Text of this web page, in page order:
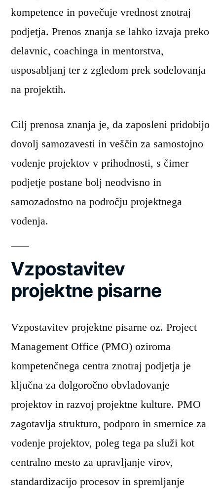
kompetence in povečuje vrednost znotraj
podjetja. Prenos znanja se lahko izvaja preko
delavnic, coachinga in mentorstva,
usposabljanj ter z zgledom prek sodelovanja
na projektih.
Cilj prenosa znanja je, da zaposleni pridobijo
dovolj samozavesti in veščin za samostojno
vodenje projektov v prihodnosti, s čimer
podjetje postane bolj neodvisno in
samozadostno na področju projektnega
vodenja.
Vzpostavitev
projektne pisarne
Vzpostavitev projektne pisarne oz. Project
Management Office (PMO) oziroma
kompetenčnega centra znotraj podjetja je
ključna za dolgoročno obvladovanje
projektov in razvoj projektne kulture. PMO
zagotavlja strukturo, podporo in smernice za
vodenje projektov, poleg tega pa služi kot
centralno mesto za upravljanje virov,
standardizacijo procesov in spremljanje